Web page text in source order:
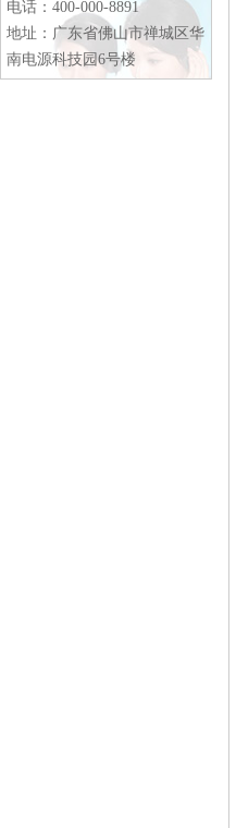
电话：400-000-8891
地址：广东省佛山市禅城区华
南电源科技园6号楼